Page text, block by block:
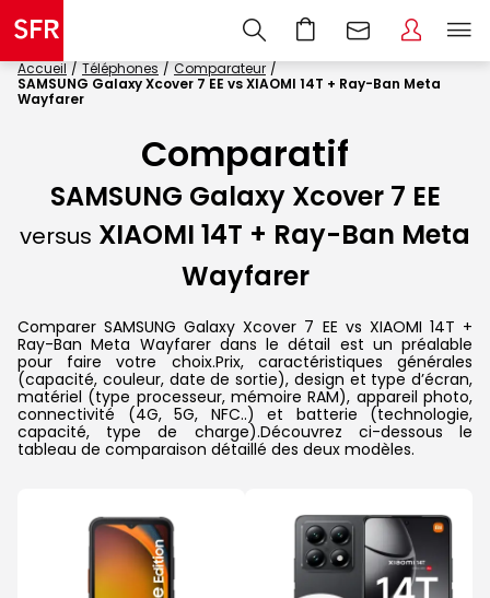
Accueil Téléphones
Comparateur
SAMSUNG Galaxy Xcover 7 EE vs XIAOMI 14T + Ray-Ban Meta
Wayfarer
Comparatif
SAMSUNG Galaxy Xcover 7 EE
versus XIAOMI 14T + Ray-Ban Meta
Wayfarer
Comparer SAMSUNG Galaxy Xcover 7 EE vs XIAOMI 14T +
Ray-Ban Meta Wayfarer dans le détail est un préalable
pour faire votre choix.Prix, caractéristiques générales
(capacité, couleur, date de sortie), design et type d’écran,
matériel (type processeur, mémoire RAM), appareil photo,
connectivité (4G, 5G, NFC..) et batterie (technologie,
capacité, type de charge).Découvrez ci-dessous le
tableau de comparaison détaillé des deux modèles.